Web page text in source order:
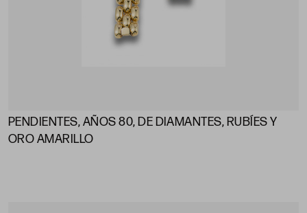
PENDIENTES, AÑOS 80, DE DIAMANTES, RUBÍES Y
ORO AMARILLO